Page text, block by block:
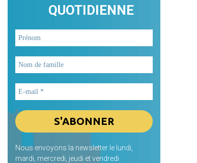
QUOTIDIENNE
Nous envoyons la newsletter le lundi,
mardi, mercredi, jeudi et vendredi